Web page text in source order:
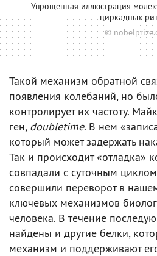
Упрощенная иллюстрация
циркадных
©
Такой механизм обратной
появления колебаний, но
контролирует их частоту.
ген, doubletime. В нем
который может задержать
Так и происходит «отладка»
совпадали с суточным
совершили переворот в
ключевых механизмов
человека. В течение
найдены и другие белки,
механизм и поддерживают